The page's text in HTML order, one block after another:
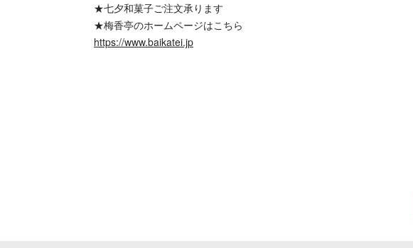
★七夕和菓子ご注文承ります
★梅香亭のホームページはこちら
https://www.baikatei.jp